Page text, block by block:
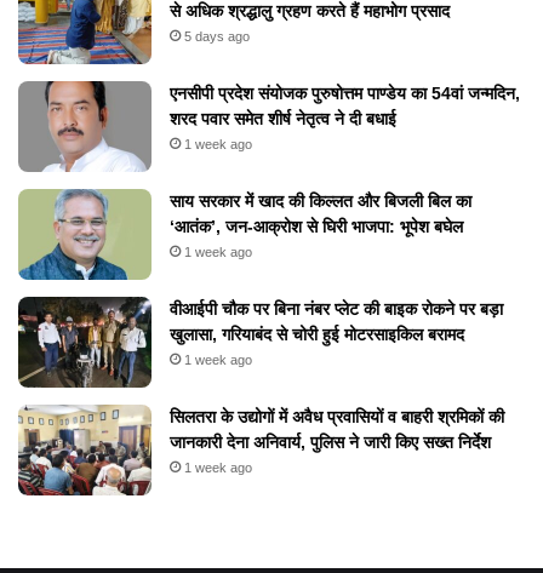
से अधिक श्रद्धालु ग्रहण करते हैं महाभोग प्रसाद
5 days ago
एनसीपी प्रदेश संयोजक पुरुषोत्तम पाण्डेय का 54वां जन्मदिन,
शरद पवार समेत शीर्ष नेतृत्व ने दी बधाई
1 week ago
​साय सरकार में खाद की किल्लत और बिजली बिल का
‘आतंक’, जन-आक्रोश से घिरी भाजपा: भूपेश बघेल
1 week ago
वीआईपी चौक पर बिना नंबर प्लेट की बाइक रोकने पर बड़ा
खुलासा, गरियाबंद से चोरी हुई मोटरसाइकिल बरामद
1 week ago
सिलतरा के उद्योगों में अवैध प्रवासियों व बाहरी श्रमिकों की
जानकारी देना अनिवार्य, पुलिस ने जारी किए सख्त निर्देश
1 week ago